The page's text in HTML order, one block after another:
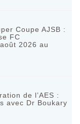
Coupe AJSB :
FC
2026 au
de l’AES :
avec Dr Boukary